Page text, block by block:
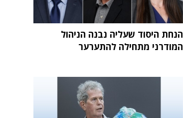
הנחת היסוד שעליה נבנה הניהול
המודרני מתחילה להתערער